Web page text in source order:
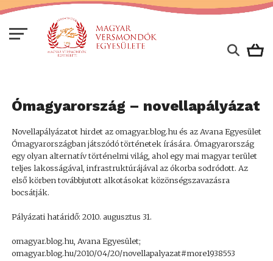
Ómagyarország – novellapályázat
Novellapályázatot hirdet az omagyar.blog.hu és az Avana Egyesület
Ómagyarországban játszódó történetek írására. Ómagyarország
egy olyan alternatív történelmi világ, ahol egy mai magyar terület
teljes lakosságával, infrastruktúrájával az ókorba sodródott. Az
első körben továbbjutott alkotásokat közönségszavazásra
bocsátják.
Pályázati határidő: 2010. augusztus 31.
omagyar.blog.hu, Avana Egyesület;
omagyar.blog.hu/2010/04/20/novellapalyazat#more1938553